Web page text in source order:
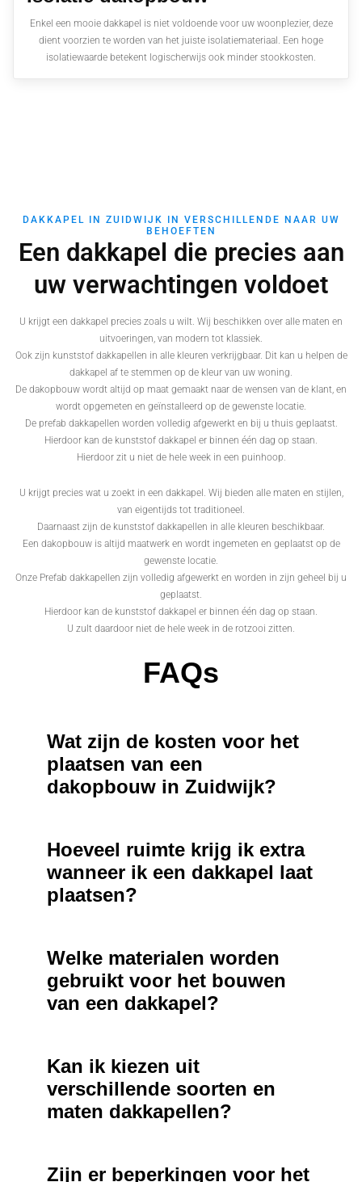
Enkel een mooie dakkapel is niet voldoende voor uw woonplezier, deze
dient voorzien te worden van het juiste isolatiemateriaal. Een hoge
isolatiewaarde betekent logischerwijs ook minder stookkosten.
DAKKAPEL IN ZUIDWIJK IN VERSCHILLENDE NAAR UW
BEHOEFTEN
Een dakkapel die precies aan
uw verwachtingen voldoet
U krijgt een dakkapel precies zoals u wilt. Wij beschikken over alle maten en
uitvoeringen, van modern tot klassiek.
Ook zijn kunststof dakkapellen in alle kleuren verkrijgbaar. Dit kan u helpen de
dakkapel af te stemmen op de kleur van uw woning.
De dakopbouw wordt altijd op maat gemaakt naar de wensen van de klant, en
wordt opgemeten en geïnstalleerd op de gewenste locatie.
De prefab dakkapellen worden volledig afgewerkt en bij u thuis geplaatst.
Hierdoor kan de kunststof dakkapel er binnen één dag op staan.
Hierdoor zit u niet de hele week in een puinhoop.
U krijgt precies wat u zoekt in een dakkapel. Wij bieden alle maten en stijlen,
van eigentijds tot traditioneel.
Daarnaast zijn de kunststof dakkapellen in alle kleuren beschikbaar.
Een dakopbouw is altijd maatwerk en wordt ingemeten en geplaatst op de
gewenste locatie.
Onze Prefab dakkapellen zijn volledig afgewerkt en worden in zijn geheel bij u
geplaatst.
Hierdoor kan de kunststof dakkapel er binnen één dag op staan.
U zult daardoor niet de hele week in de rotzooi zitten.
FAQs
Wat zijn de kosten voor het
plaatsen van een
dakopbouw in Zuidwijk?
Hoeveel ruimte krijg ik extra
wanneer ik een dakkapel laat
plaatsen?
Welke materialen worden
gebruikt voor het bouwen
van een dakkapel?
Kan ik kiezen uit
verschillende soorten en
maten dakkapellen?
Zijn er beperkingen voor het